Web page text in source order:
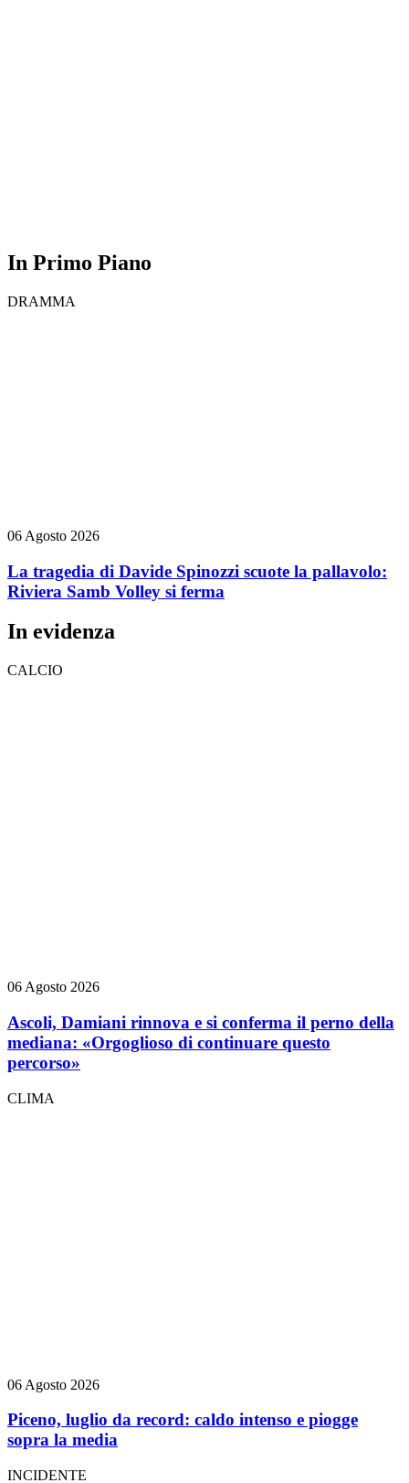
In Primo Piano
DRAMMA
06 Agosto 2026
La tragedia di Davide Spinozzi scuote la pallavolo:
Riviera Samb Volley si ferma
In evidenza
CALCIO
06 Agosto 2026
Ascoli, Damiani rinnova e si conferma il perno della
mediana: «Orgoglioso di continuare questo
percorso»
CLIMA
06 Agosto 2026
Piceno, luglio da record: caldo intenso e piogge
sopra la media
INCIDENTE